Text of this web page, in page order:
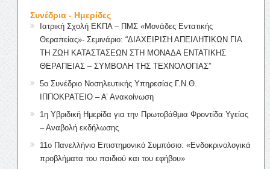
Συνέδρια - Ημερίδες
Ιατρική Σχολή ΕΚΠΑ – ΠΜΣ «Μονάδες Εντατικής
Θεραπείας»- Σεμινάριο: “ΔΙΑΧΕΙΡΙΣΗ ΑΠΕΙΛΗΤΙΚΩΝ ΓΙΑ
ΤΗ ΖΩΗ ΚΑΤΑΣΤΑΣΕΩΝ ΣΤΗ ΜΟΝΑΔΑ ΕΝΤΑΤΙΚΗΣ
ΘΕΡΑΠΕΙΑΣ – ΣΥΜΒΟΛΗ ΤΗΣ ΤΕΧΝΟΛΟΓΙΑΣ”
5ο Συνέδριο Νοσηλευτικής Υπηρεσίας Γ.Ν.Θ.
ΙΠΠΟΚΡΑΤΕΙΟ – Α’ Ανακοίνωση
1η Υβριδική Ημερίδα για την Πρωτοβάθμια Φροντίδα Υγείας
– Αναβολή εκδήλωσης
11ο Πανελλήνιο Επιστημονικό Συμπόσιο: «Ενδοκρινολογικά
προβλήματα του παιδιού και του εφήβου»